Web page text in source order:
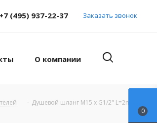
+7 (495) 937-22-37 Заказать звонок
О компании
- Душевой шланг M15 x G1/2" L=2m
0